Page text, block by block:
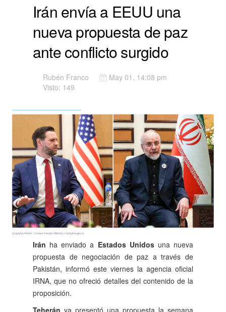
Irán envía a EEUU una
nueva propuesta de paz
ante conflicto surgido
Rubén Franco
May 01, 14:08 pm
Visto: 149
Irán ha enviado a Estados Unidosuna nueva
propuesta de negociación de paz a través de
Pakistán, informó este viernes la agencia oficial
IRNA, que no ofreció detalles del contenido de la
proposición.
Teherán ya presentó una propuesta la semana